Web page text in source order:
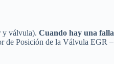
y válvula). Cuando hay una falla
de Posición de la Válvula EGR –